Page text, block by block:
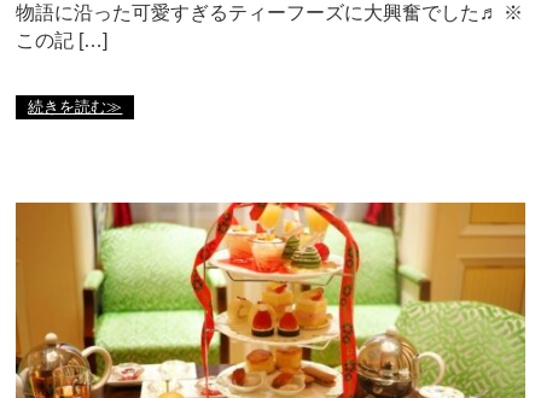
物語に沿った可愛すぎるティーフーズに大興奮でした♬ ※
この記 […]
続きを読む≫